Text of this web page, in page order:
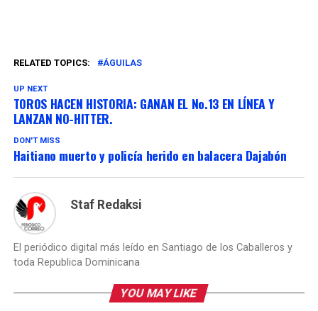
RELATED TOPICS: ÁGUILAS
UP NEXT
TOROS HACEN HISTORIA: GANAN EL No.13 EN LÍNEA Y
LANZAN NO-HITTER.
DON'T MISS
Haitiano muerto y policía herido en balacera Dajabón
Staf Redaksi
El periódico digital más leído en Santiago de los Caballeros y
toda Republica Dominicana
YOU MAY LIKE